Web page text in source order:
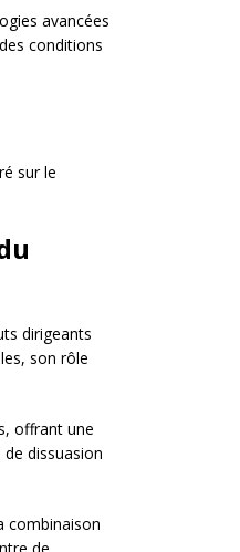
avancées
conditions
sur le
dirigeants
son rôle
offrant une
dissuasion
combinaison